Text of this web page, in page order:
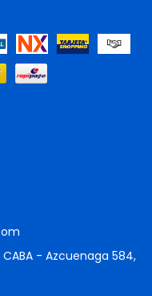
CABA - Azcuenaga 584,